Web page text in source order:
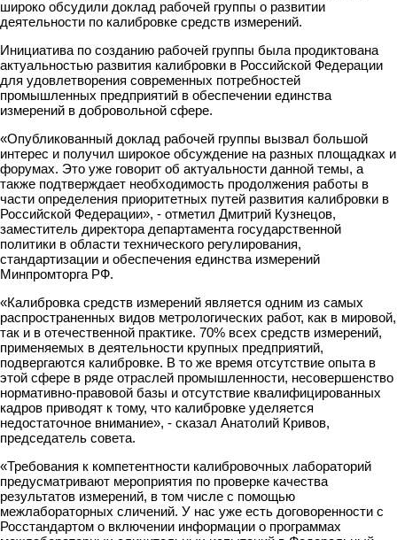
широко обсудили доклад рабочей группы о развитии
деятельности по калибровке средств измерений.
Инициатива по созданию рабочей группы была продиктована
актуальностью развития калибровки в Российской Федерации
для удовлетворения современных потребностей
промышленных предприятий в обеспечении единства
измерений в добровольной сфере.
«Опубликованный доклад рабочей группы вызвал большой
интерес и получил широкое обсуждение на разных площадках и
форумах. Это уже говорит об актуальности данной темы, а
также подтверждает необходимость продолжения работы в
части определения приоритетных путей развития калибровки в
Российской Федерации», - отметил Дмитрий Кузнецов,
заместитель директора департамента государственной
политики в области технического регулирования,
стандартизации и обеспечения единства измерений
Минпромторга РФ.
«Калибровка средств измерений является одним из самых
распространенных видов метрологических работ, как в мировой,
так и в отечественной практике. 70% всех средств измерений,
применяемых в деятельности крупных предприятий,
подвергаются калибровке. В то же время отсутствие опыта в
этой сфере в ряде отраслей промышленности, несовершенство
нормативно-правовой базы и отсутствие квалифицированных
кадров приводят к тому, что калибровке уделяется
недостаточное внимание», - сказал Анатолий Кривов,
председатель совета.
«Требования к компетентности калибровочных лабораторий
предусматривают мероприятия по проверке качества
результатов измерений, в том числе с помощью
межлабораторных сличений. У нас уже есть договоренности с
Росстандартом о включении информации о программах